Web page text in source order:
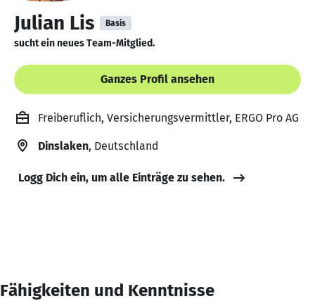
Julian Lis Basis
sucht ein neues Team-Mitglied.
Ganzes Profil ansehen
Freiberuflich, Versicherungsvermittler, ERGO Pro AG
Dinslaken, Deutschland
Logg Dich ein, um alle Einträge zu sehen.
Fähigkeiten und Kenntnisse